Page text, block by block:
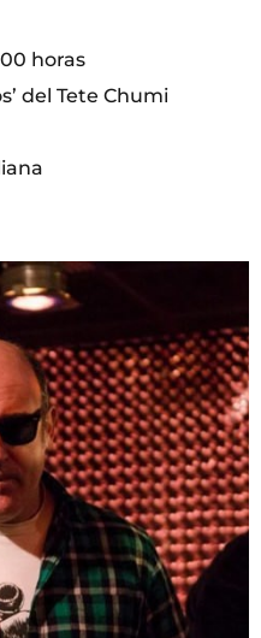
horas
del Tete Chumi